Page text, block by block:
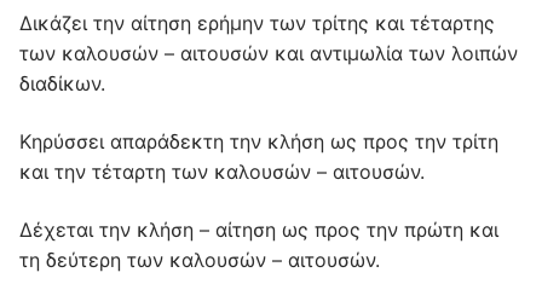
Δικάζει την αίτηση ερήμην των τρίτης και τέταρτης
των καλουσών – αιτουσών και αντιμωλία των λοιπών
διαδίκων.
Κηρύσσει απαράδεκτη την κλήση ως προς την τρίτη
και την τέταρτη των καλουσών – αιτουσών.
Δέχεται την κλήση – αίτηση ως προς την πρώτη και
τη δεύτερη των καλουσών – αιτουσών.